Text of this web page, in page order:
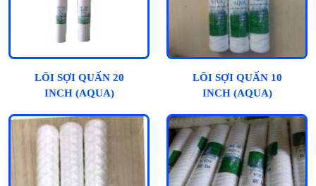
LÕI SỢI QUẤN 20
INCH (AQUA)
LÕI SỢI QUẤN 10
INCH (AQUA)